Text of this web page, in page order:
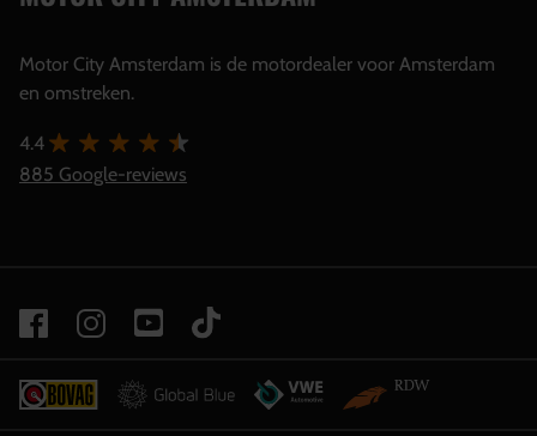
Motor City Amsterdam is de motordealer voor Amsterdam
en omstreken.
4.4
885 Google-reviews